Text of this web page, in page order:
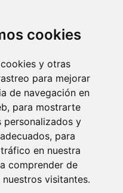
cookies
y otras
para mejorar
de navegación en
para mostrarte
personalizados y
para
en nuestra
comprender de
visitantes.
0210